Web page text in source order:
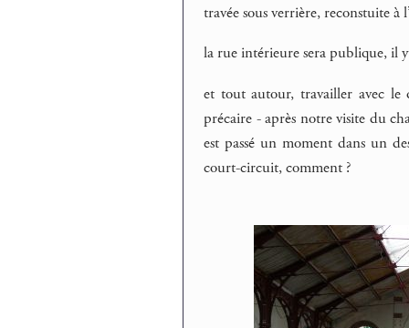
travée sous verrière, reconstuite à
la rue intérieure sera publique, il
et tout autour, travailler avec le
précaire - après notre visite du
est passé un moment dans un
court-circuit, comment ?